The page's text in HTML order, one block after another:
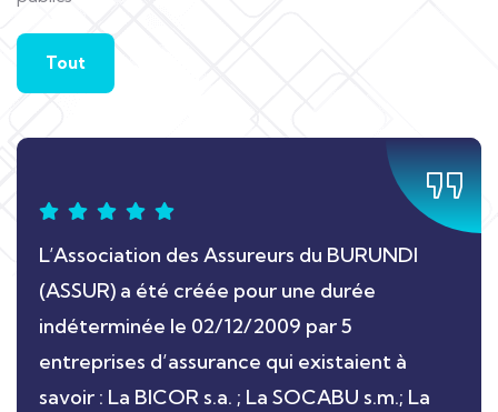
Tout
L’Association des Assureurs du BURUNDI
(ASSUR) a été créée pour une durée
indéterminée le 02/12/2009 par 5
entreprises d’assurance qui existaient à
savoir : La BICOR s.a. ; La SOCABU s.m.; La